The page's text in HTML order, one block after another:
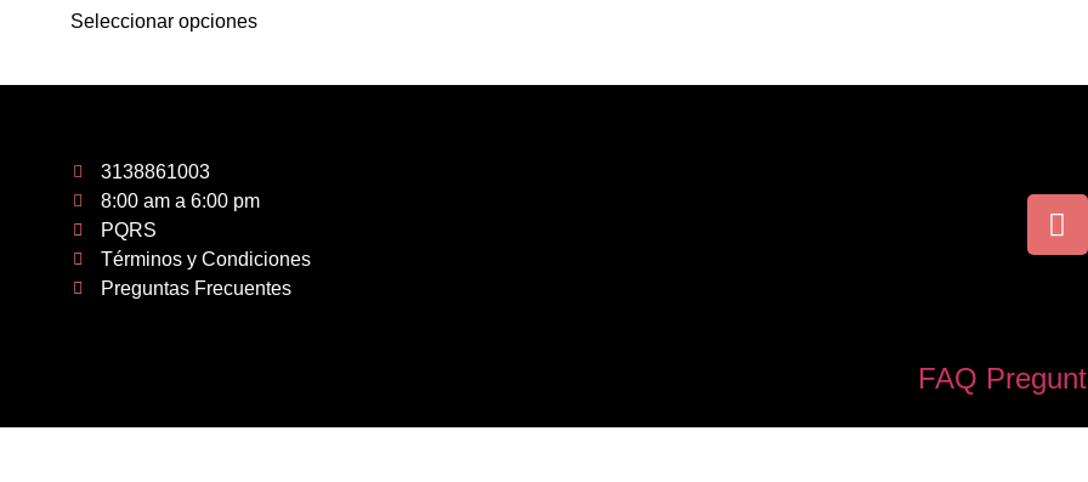
Seleccionar opciones
3138861003
8:00 am a 6:00 pm
PQRS
Términos y Condiciones
Preguntas Frecuentes
FAQ